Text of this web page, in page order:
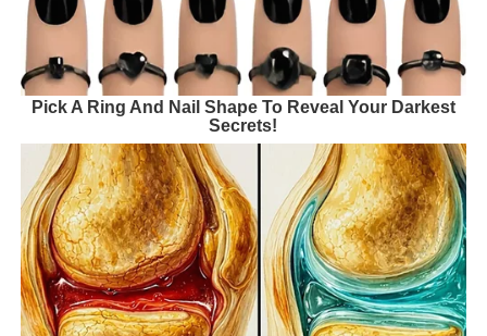
Pick A Ring And Nail Shape To Reveal Your Darkest
Secrets!